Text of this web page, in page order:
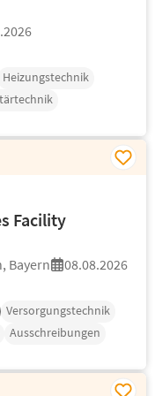
Heizungstechnik
Facility
Bayern
08.08.2026
Versorgungstechnik
Ausschreibungen